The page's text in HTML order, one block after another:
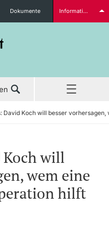
Dokumente Informationen für...
David Koch will besser
Koch will
wem eine
hilft